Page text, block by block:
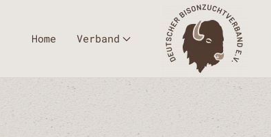
Home Verband